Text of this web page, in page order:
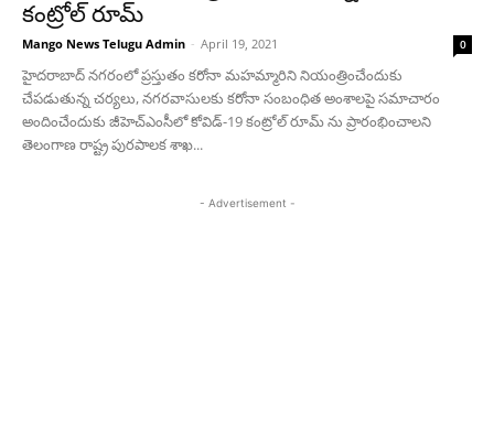
కంట్రోల్ రూమ్
Mango News Telugu Admin - April 19, 2021 0
హైదరాబాద్ నగరంలో ప్రస్తుతం కరోనా మహమ్మారిని నియంత్రించేందుకు
చేపడుతున్న చర్యలు, నగరవాసులకు కరోనా సంబంధిత అంశాలపై సమాచారం
అందించేందుకు జీహెచ్ఎంసీలో కోవిడ్-19 కంట్రోల్ రూమ్ ను ప్రారంభించాలని
తెలంగాణ రాష్ట్ర పురపాలక శాఖ...
- Advertisement -